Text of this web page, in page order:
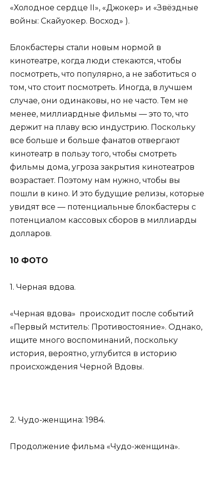
«Холодное сердце II», «Джокер» и «Звёздные
войны: Скайуокер. Восход» ).
Блокбастеры стали новым нормой в
кинотеатре, когда люди стекаются, чтобы
посмотреть, что популярно, а не заботиться о
том, что стоит посмотреть. Иногда, в лучшем
случае, они одинаковы, но не часто. Тем не
менее, миллиардные фильмы — это то, что
держит на плаву всю индустрию. Поскольку
все больше и больше фанатов отвергают
кинотеатр в пользу того, чтобы смотреть
фильмы дома, угроза закрытия кинотеатров
возрастает. Поэтому нам нужно, чтобы вы
пошли в кино. И это будущие релизы, которые
увидят все — потенциальные блокбастеры с
потенциалом кассовых сборов в миллиарды
долларов.
10 ФОТО
1. Черная вдова.
«Черная вдова» происходит после событий
«Первый мститель: Противостояние». Однако,
ищите много воспоминаний, поскольку
история, вероятно, углубится в историю
происхождения Черной Вдовы.
2. Чудо-женщина: 1984.
Продолжение фильма «Чудо-женщина».